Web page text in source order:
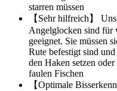
starren müssen
【Sehr hilfreich】
Angelglocken sind für
geeignet. Sie müssen
Rute befestigt sind
den Haken setzen
faulen Fischen
【Optimale